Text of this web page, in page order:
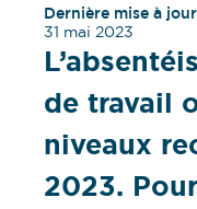
Dernière mise à
31 mai 2023
de travail
niveaux
2023.